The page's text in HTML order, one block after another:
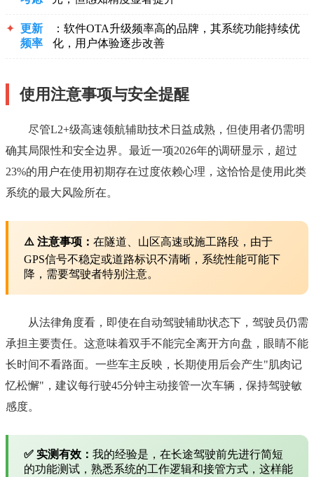
✦ 更新
频率
：软件OTA升级频率高的品牌，其系统功能持续优
化，用户体验逐步改善
使用注意事项与安全提醒
尽管L2+级高速领航辅助技术日益成熟，但使用者仍需明
确其局限性和安全边界。最近一项2026年的调研显示，超过
23%的用户在使用初期存在过度依赖心理，这恰恰是使用此类
系统的最大风险所在。
⚠️ 注意事项： 在隧道、山区高速或施工路段，由于
GPS信号不稳定或道路标识不清晰，系统性能可能下
降，需要驾驶者特别注意。
从法律角度看，即使在自动驾驶辅助状态下，驾驶员仍需
承担主要责任。这意味着双手不能完全离开方向盘，眼睛不能
长时间不看路面。一些车主反映，长期使用后会产生"肌肉记
忆松懈"，建议每行驶45分钟主动接管一次车辆，保持驾驶敏
感度。
✅ 实测有效： 我的经验是，在长途驾驶前先进行简短
的功能测试，熟悉系统的工作逻辑和接管方式，这样能